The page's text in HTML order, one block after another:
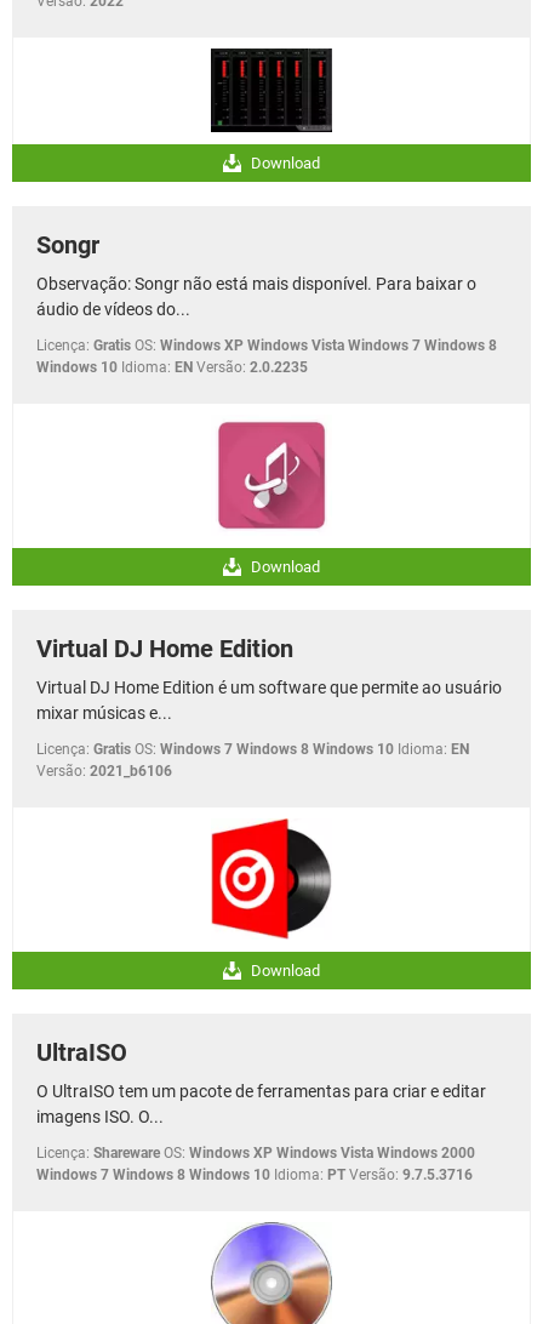
Download
Songr
Observação: Songr não está mais disponível. Para baixar o
áudio de vídeos do...
Licença: Gratis OS: Windows XP Windows Vista Windows 7 Windows 8
Windows 10 Idioma: EN Versão: 2.0.2235
Download
Virtual DJ Home Edition
Virtual DJ Home Edition é um software que permite ao usuário
mixar músicas e...
Licença: Gratis OS: Windows 7 Windows 8 Windows 10 Idioma: EN
Versão: 2021_b6106
Download
UltraISO
O UltraISO tem um pacote de ferramentas para criar e editar
imagens ISO. O...
Licença: Shareware OS: Windows XP Windows Vista Windows 2000
Windows 7 Windows 8 Windows 10 Idioma: PT Versão: 9.7.5.3716